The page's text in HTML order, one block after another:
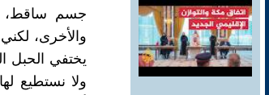
جسم ساقط،
والأخرى،
يختفي الحبل
ولا نستطيع